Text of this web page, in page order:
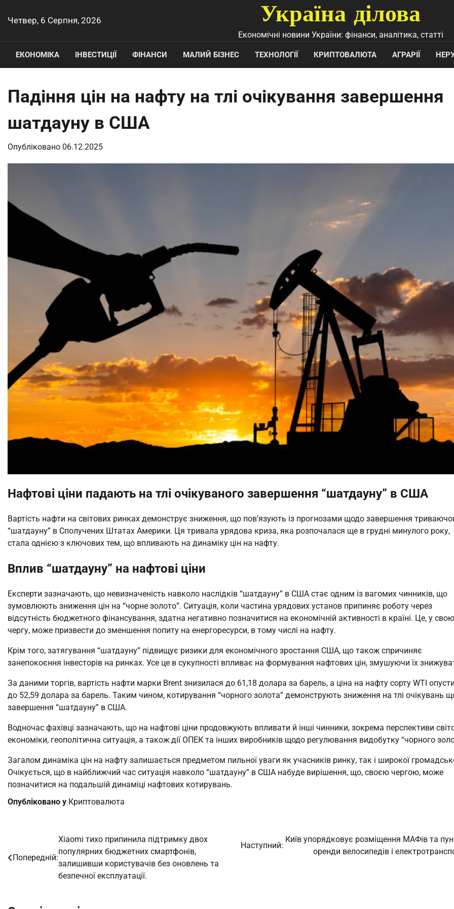
доЧетвер, 6 Серпня, 2026 Україна ділова
Економічні новини України: фінанси, аналітика, статті
ЕКОНОМІКА ІНВЕСТИЦІЇ ФІНАНСИ МАЛИЙ БІЗНЕС ТЕХНОЛОГІЇ КРИПТОВАЛЮТА АГРАРІЇ
Падіння цін на нафту на тлі очікування завершення
шатдауну в США
Опубліковано 06.12.2025
Нафтові ціни падають на тлі очікуваного завершення “шатдауну” в США
Вартість нафти на світових ринках демонструє зниження, що пов’язують із прогнозами щодо завершення
“шатдауну” в Сполучених Штатах Америки. Ця тривала урядова криза, яка розпочалася ще в грудні минулого року,
стала однією з ключових тем, що впливають на динаміку цін на нафту.
Вплив “шатдауну” на нафтові ціни
Експерти зазначають, що невизначеність навколо наслідків “шатдауну” в США стає одним із вагомих чинників, що
зумовлюють зниження цін на “чорне золото”. Ситуація, коли частина урядових установ припиняє роботу через
відсутність бюджетного фінансування, здатна негативно позначитися на економічній активності в країні. Це, у свою
чергу, може призвести до зменшення попиту на енергоресурси, в тому числі на нафту.
Крім того, затягування “шатдауну” підвищує ризики для економічного зростання США, що також спричиняє
занепокоєння інвесторів на ринках. Усе це в сукупності впливає на формування нафтових цін, змушуючи їх
За даними торгів, вартість нафти марки Brent знизилася до 61,18 долара за барель, а ціна на нафту сорту WTI
до 52,59 долара за барель. Таким чином, котирування “чорного золота” демонструють зниження на тлі очікувань
завершення “шатдауну” в США.
Водночас фахівці зазначають, що на нафтові ціни продовжують впливати й інші чинники, зокрема перспективи
економіки, геополітична ситуація, а також дії ОПЕК та інших виробників щодо регулювання видобутку “чорного
Загалом динаміка цін на нафту залишається предметом пильної уваги як учасників ринку, так і широкої
Очікується, що в найближчий час ситуація навколо “шатдауну” в США набуде вирішення, що, своєю чергою, може
позначитися на подальшій динаміці нафтових котирувань.
Опубліковано у Криптовалюта
Навігація
записів
Попередній:
Xiaomi тихо припинила підтримку двох
популярних бюджетних смартфонів,
залишивши користувачів без оновлень та
безпечної експлуатації.
Наступний:
Київ упорядковує розміщення МАФів та
оренди велосипедів і